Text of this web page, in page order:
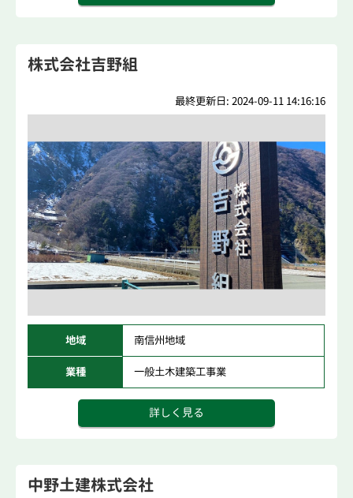
株式会社吉野組
最終更新日: 2024-09-11 14:16:16
地域 南信州地域
業種 一般土木建築工事業
詳しく見る
中野土建株式会社